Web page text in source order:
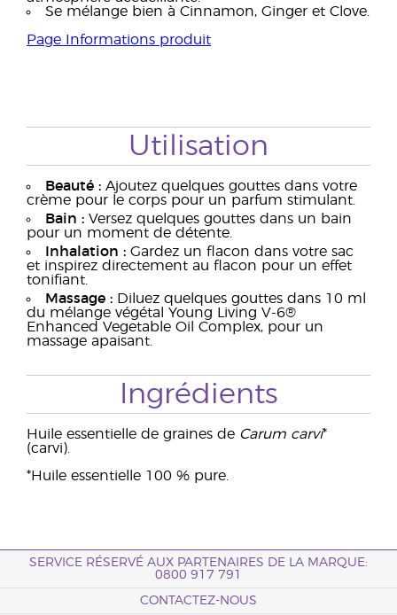
Se mélange bien à Cinnamon, Ginger et Clove.
Page Informations produit
Utilisation
Beauté : Ajoutez quelques gouttes dans votre
crème pour le corps pour un parfum stimulant.
Bain : Versez quelques gouttes dans un bain
pour un moment de détente.
Inhalation : Gardez un flacon dans votre sac
et inspirez directement au flacon pour un effet
tonifiant.
Massage : Diluez quelques gouttes dans 10 ml
du mélange végétal Young Living V-6®
Enhanced Vegetable Oil Complex, pour un
massage apaisant.
Ingrédients
Huile essentielle de graines de Carum carvi*
(carvi).
*Huile essentielle 100 % pure.
SERVICE RÉSERVÉ AUX PARTENAIRES DE LA MARQUE:
0800 917 791
CONTACTEZ-NOUS